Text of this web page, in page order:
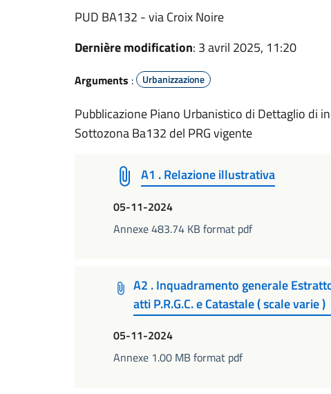
PUD BA132 - via Croix Noire
Dernière modification: 3 avril 2025, 11:20
Arguments : Urbanizzazione
Pubblicazione Piano Urbanistico di Dettaglio di
Sottozona Ba132 del PRG vigente
A1 . Relazione illustrativa
05-11-2024
Annexe 483.74 KB format pdf
A2 . Inquadramento generale
atti P.R.G.C. e Catastale ( scale varie )
05-11-2024
Annexe 1.00 MB format pdf